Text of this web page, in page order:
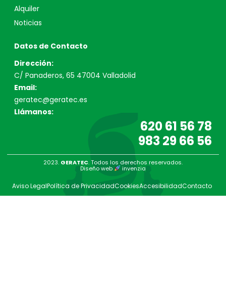
Alquiler
Noticias
Datos de Contacto
Dirección:
C/ Panaderos, 65 47004 Valladolid
Email:
geratec@geratec.es
Llámanos:
620 61 56 78
983 29 66 56
2023. GERATEC. Todos los derechos reservados.
Diseño web invenzia
Aviso LegalPolítica de PrivacidadCookiesAccesibilidadContacto